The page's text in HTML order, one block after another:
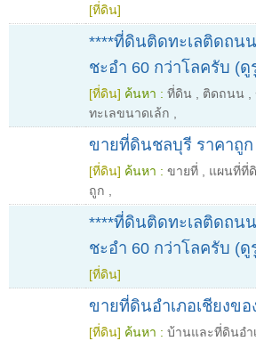
[ที่ดิน]
****ที่ดินติดทะเลติดถน
ชะอำ 60 กว่าโลครับ (
[ที่ดิน] ค้นหา : ที่ดิน ติดถนน
ทะเลขนาดเล้ก
ขายที่ดินชลบุรี ราคาถู
[ที่ดิน] ค้นหา : ขายที่ แผนที่ที่
ถูก
****ที่ดินติดทะเลติดถน
ชะอำ 60 กว่าโลครับ (
[ที่ดิน]
ขายที่ดินอำเภอเชียงขอ
[ที่ดิน] ค้นหา : บ้านและที่ดินอำ